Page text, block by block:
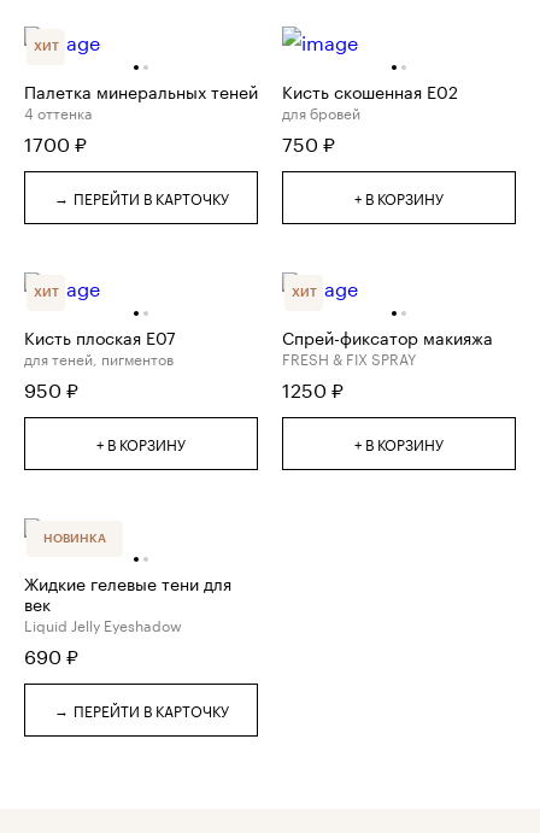
ХИТ
Палетка минеральных теней
4 оттенка
1700 ₽
→ ПЕРЕЙТИ В КАРТОЧКУ
Кисть скошенная E02
для бровей
750 ₽
+ В КОРЗИНУ
ХИТ
Кисть плоская E07
для теней, пигментов
950 ₽
+ В КОРЗИНУ
ХИТ
Спрей-фиксатор макияжа
FRESH & FIX SPRAY
1250 ₽
+ В КОРЗИНУ
НОВИНКА
Жидкие гелевые тени для
век
Liquid Jelly Eyeshadow
690 ₽
→ ПЕРЕЙТИ В КАРТОЧКУ